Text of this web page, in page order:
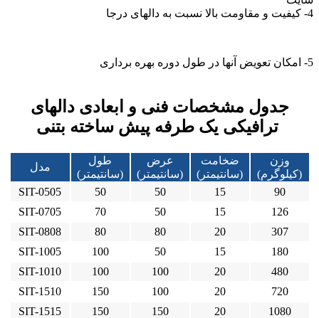
4- کیفیت و مقاومت بالا نسبت به دالهای درجا
5- امکان تعویض آنها در طول دوره بهره برداری
جدول مشخصات فنی و ابعادی دالهای
مدل
طول
(سانتیمتر)
عرض
(سانتیمتر)
ضخامت
(سانتیمتر)
وزن
(کیلوگرم)
SIT-0505
50 50 15
90
SIT-0705
70 50 15
126
SIT-0808
80 80 20
307
SIT-1005
100 50 15
180
SIT-1010
100 100 20
480
SIT-1510
150 100 20
720
SIT-1515
150 150 20
1080